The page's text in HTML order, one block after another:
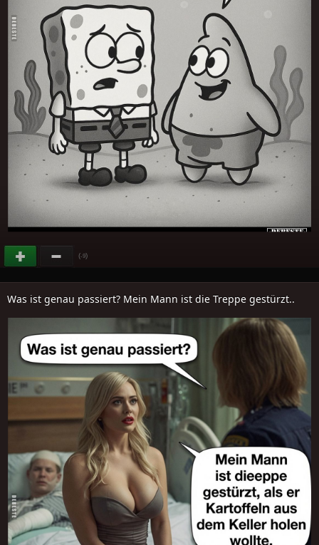
(-9)
Was ist genau passiert? Mein Mann ist die Treppe gestürzt..